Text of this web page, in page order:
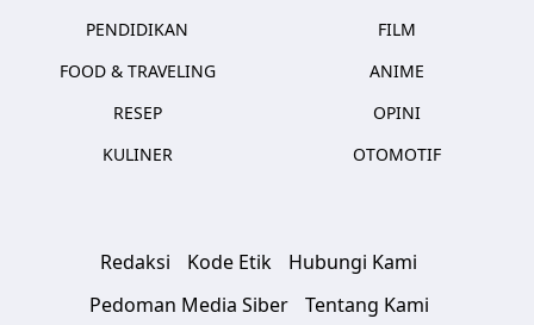
PENDIDIKAN
FOOD & TRAVELING
RESEP
KULINER
FILM
ANIME
OPINI
OTOMOTIF
Redaksi Kode Etik
Hubungi Kami
Pedoman Media Siber
Tentang Kami